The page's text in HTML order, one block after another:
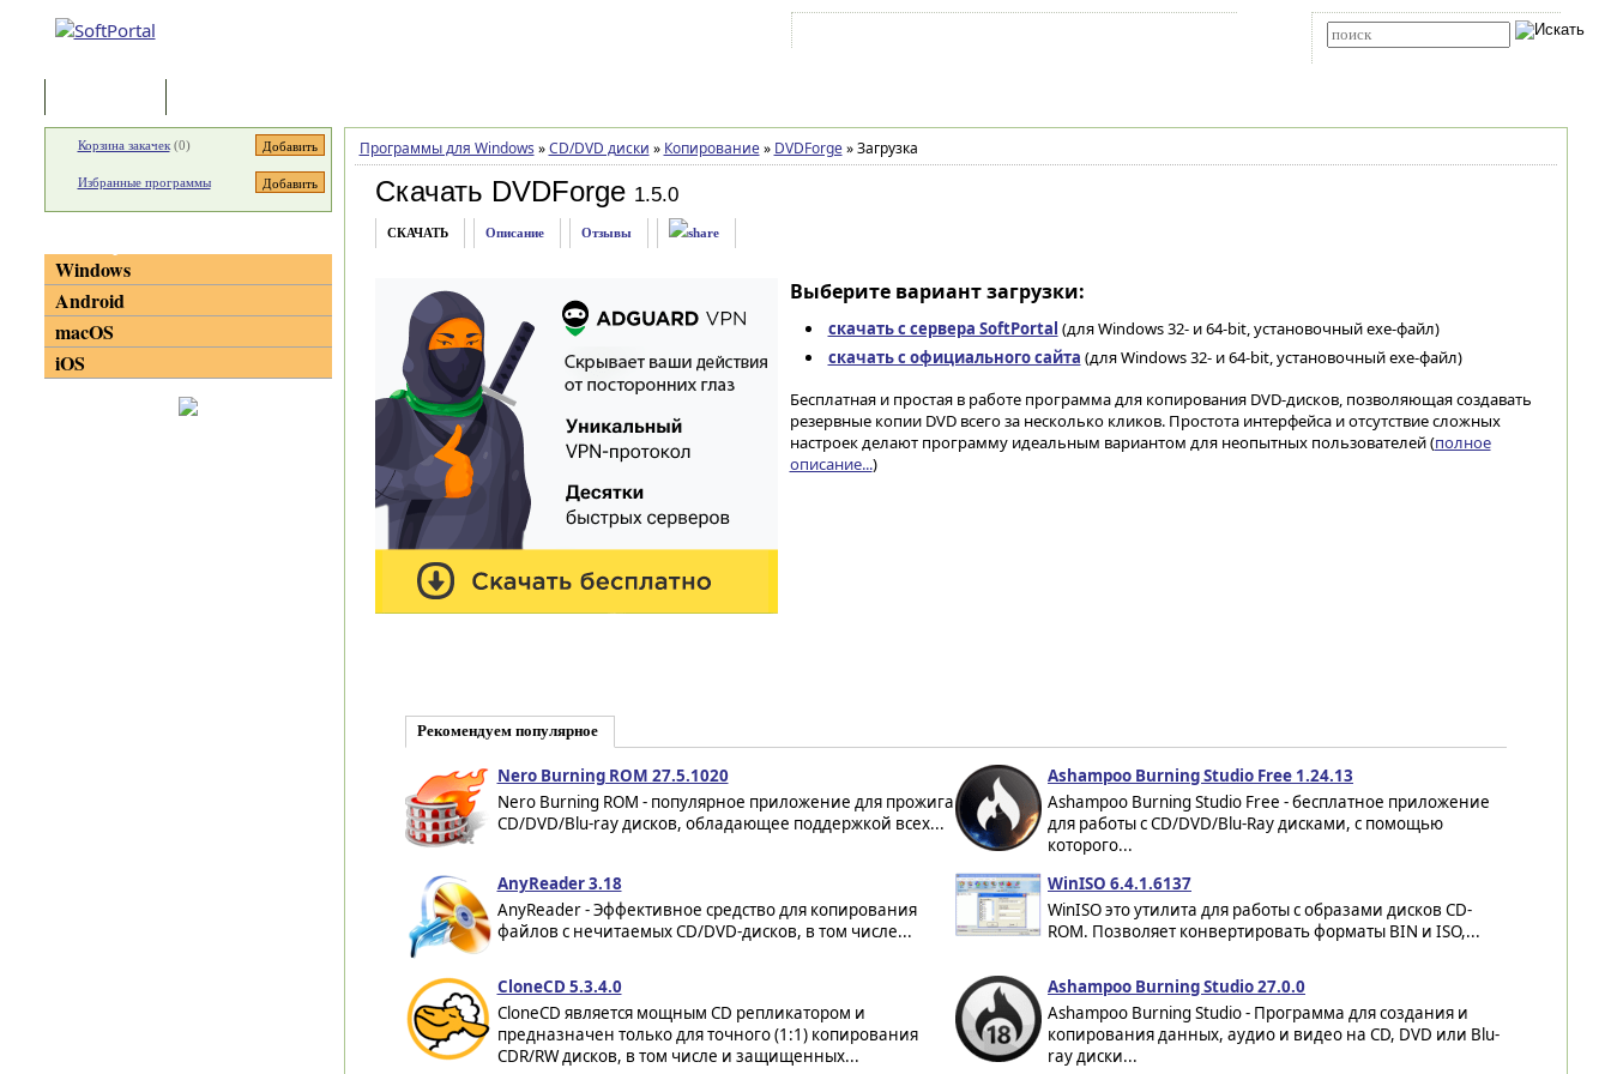
Программы для Windows » CD/DVD диски » Копирование » DVDForge »Загрузка
Скачать DVDForge 1.5.0
СКАЧАТЬ Описание Отзывы
Выберите вариант загрузки:
скачать с сервера SoftPortal (для Windows 32- и 64-bit, установочный exe-файл)
скачать с официального сайта (для Windows 32- и 64-bit, установочный exe-файл)
Бесплатная и простая в работе программа для копирования DVD-дисков, позволяющая создавать
резервные копии DVD всего за несколько кликов. Простота интерфейса и отсутствие сложных
настроек делают программу идеальным вариантом для неопытных пользователей (полное
описание...)
Рекомендуем популярное
Nero Burning ROM 27.5.1020
Nero Burning ROM - популярное приложение для прожига
CD/DVD/Blu-ray дисков, обладающее поддержкой всех...
Ashampoo Burning Studio Free 1.24.13
Ashampoo Burning Studio Free - бесплатное приложение
для работы с CD/DVD/Blu-Ray дисками, с помощью
которого...
AnyReader 3.18
AnyReader - Эффективное средство для копирования
файлов с нечитаемых CD/DVD-дисков, в том числе...
WinISO 6.4.1.6137
WinISO это утилита для работы с образами дисков CD-
ROM. Позволяет конвертировать форматы BIN и ISO,...
CloneCD 5.3.4.0
CloneCD является мощным CD репликатором и
предназначен только для точного (1:1) копирования
CDR/RW дисков, в том числе и защищенных...
Ashampoo Burning Studio 27.0.0
Ashampoo Burning Studio - Программа для создания и
копирования данных, аудио и видео на CD, DVD или Blu-
ray диски...
Корзина закачек(0)
Избранные программы
Windows
Android
macOS
iOS